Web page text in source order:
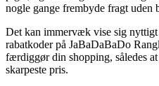
nogle gange frembyde fragt uden
Det kan immervæk vise sig
rabatkoder på JaBaDaBaDo
færdiggør din shopping, således
skarpeste pris.